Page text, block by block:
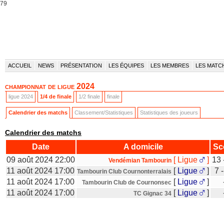
79
ACCUEIL NEWS PRÉSENTATION LES ÉQUIPES LES MEMBRES LES
championnat de ligue 2024
ligue 2024 1/4 de finale 1/2 finale finale
Calendrier des matchs Classement/Statistiques Statistiques des joueurs
Calendrier des matchs
Date A domicile
09 août 2024 22:00
Vendémian Tambourin [ Ligue ] 13
11 août 2024 17:00 Tambourin Club Cournonterralais [ Ligue ]
7
11 août 2024 17:00
Tambourin Club de Cournonsec [ Ligue ]
11 août 2024 17:00
TC Gignac 34 [ Ligue ]